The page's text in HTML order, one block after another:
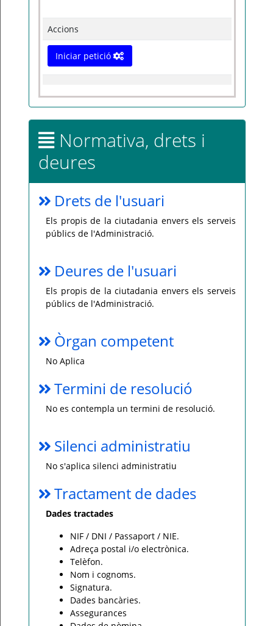
Accions
Iniciar petició
Normativa, drets i
deures
Drets de l'usuari
Els propis de la ciutadania envers els serveis
públics de l'Administració.
Deures de l'usuari
Els propis de la ciutadania envers els serveis
públics de l'Administració.
Òrgan competent
No Aplica
Termini de resolució
No es contempla un termini de resolució.
Silenci administratiu
No s'aplica silenci administratiu
Tractament de dades
Dades tractades
NIF / DNI / Passaport / NIE.
Adreça postal i/o electrònica.
Telèfon.
Nom i cognoms.
Signatura.
Dades bancàries.
Assegurances